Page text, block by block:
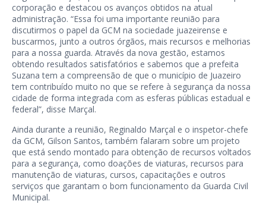
corporação e destacou os avanços obtidos na atual
administração. “Essa foi uma importante reunião para
discutirmos o papel da GCM na sociedade juazeirense e
buscarmos, junto a outros órgãos, mais recursos e melhorias
para a nossa guarda. Através da nova gestão, estamos
obtendo resultados satisfatórios e sabemos que a prefeita
Suzana tem a compreensão de que o município de Juazeiro
tem contribuído muito no que se refere à segurança da nossa
cidade de forma integrada com as esferas públicas estadual e
federal”, disse Marçal.
Ainda durante a reunião, Reginaldo Marçal e o inspetor-chefe
da GCM, Gilson Santos, também falaram sobre um projeto
que está sendo montado para obtenção de recursos voltados
para a segurança, como doações de viaturas, recursos para
manutenção de viaturas, cursos, capacitações e outros
serviços que garantam o bom funcionamento da Guarda Civil
Municipal.